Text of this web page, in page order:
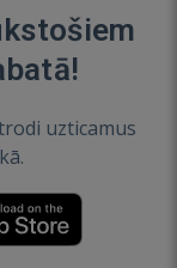
uzticamus